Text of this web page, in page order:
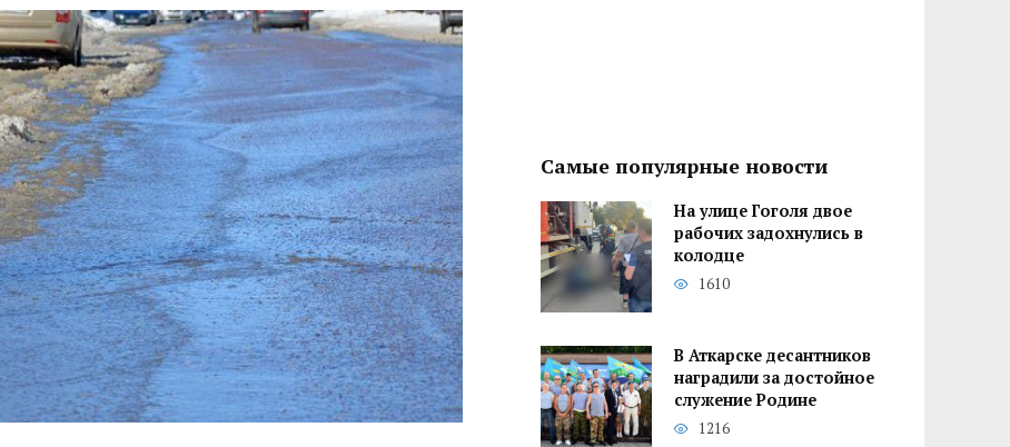
Самые популярные новости
На улице Гоголя двое
рабочих задохнулись в
колодце
1610
В Аткарске десантников
наградили за достойное
служение Родине
1216